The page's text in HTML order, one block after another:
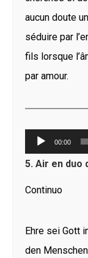
aucun doute
séduire par
fils lorsque
par amour.
Lecteur
audio
00:00
5. Air en duo
Continuo
Ehre sei Gott
den